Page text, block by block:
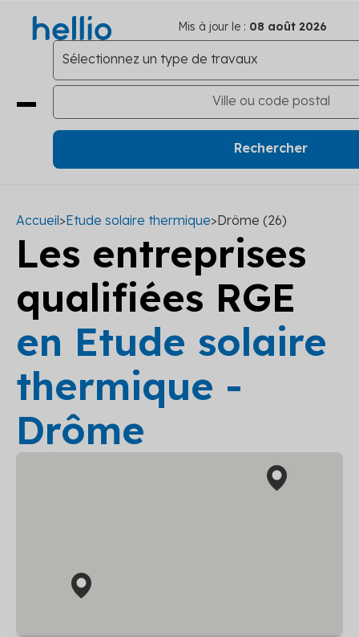
Mis à jour le : 08 août 2026
Accueil>Etude solaire thermique>Drôme (26)
Les entreprises
qualifiées RGE
en Etude solaire
thermique -
Drôme